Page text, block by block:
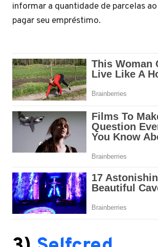
informar a quantidade de parcelas
pagar seu empréstimo.